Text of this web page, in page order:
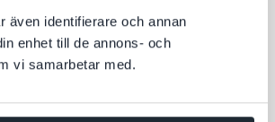
även identifierare och annan
enhet till de annons- och
vi samarbetar med.